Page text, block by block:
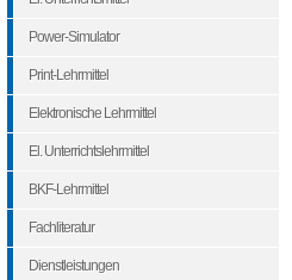
Power-Simulator
Print-Lehrmittel
Elektronische Lehrmittel
El. Unterrichtslehrmittel
BKF-Lehrmittel
Fachliteratur
Dienstleistungen